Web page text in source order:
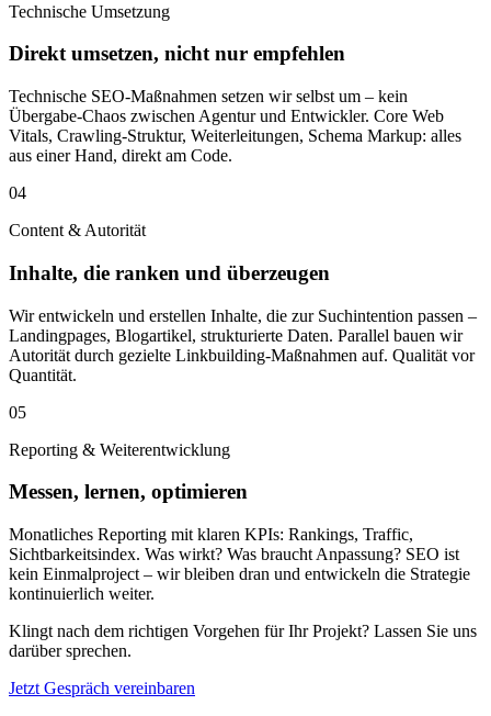
Technische Umsetzung
Direkt umsetzen, nicht nur empfehlen
Technische SEO-Maßnahmen setzen wir selbst um – kein
Übergabe-Chaos zwischen Agentur und Entwickler. Core Web
Vitals, Crawling-Struktur, Weiterleitungen, Schema Markup: alles
aus einer Hand, direkt am Code.
04
Content & Autorität
Inhalte, die ranken und überzeugen
Wir entwickeln und erstellen Inhalte, die zur Suchintention passen –
Landingpages, Blogartikel, strukturierte Daten. Parallel bauen wir
Autorität durch gezielte Linkbuilding-Maßnahmen auf. Qualität vor
Quantität.
05
Reporting & Weiterentwicklung
Messen, lernen, optimieren
Monatliches Reporting mit klaren KPIs: Rankings, Traffic,
Sichtbarkeitsindex. Was wirkt? Was braucht Anpassung? SEO ist
kein Einmalproject – wir bleiben dran und entwickeln die Strategie
kontinuierlich weiter.
Klingt nach dem richtigen Vorgehen für Ihr Projekt? Lassen Sie uns
darüber sprechen.
Jetzt Gespräch vereinbaren